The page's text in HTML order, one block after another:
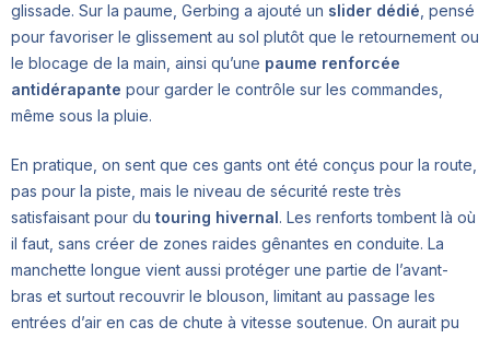
glissade. Sur la paume, Gerbing a ajouté un slider dédié, pensé
pour favoriser le glissement au sol plutôt que le retournement ou
le blocage de la main, ainsi qu’une paume renforcée
antidérapante pour garder le contrôle sur les commandes,
même sous la pluie.
En pratique, on sent que ces gants ont été conçus pour la route,
pas pour la piste, mais le niveau de sécurité reste très
satisfaisant pour du touring hivernal . Les renforts tombent là où
il faut, sans créer de zones raides gênantes en conduite. La
manchette longue vient aussi protéger une partie de l’avant-
bras et surtout recouvrir le blouson, limitant au passage les
entrées d’air en cas de chute à vitesse soutenue. On aurait pu